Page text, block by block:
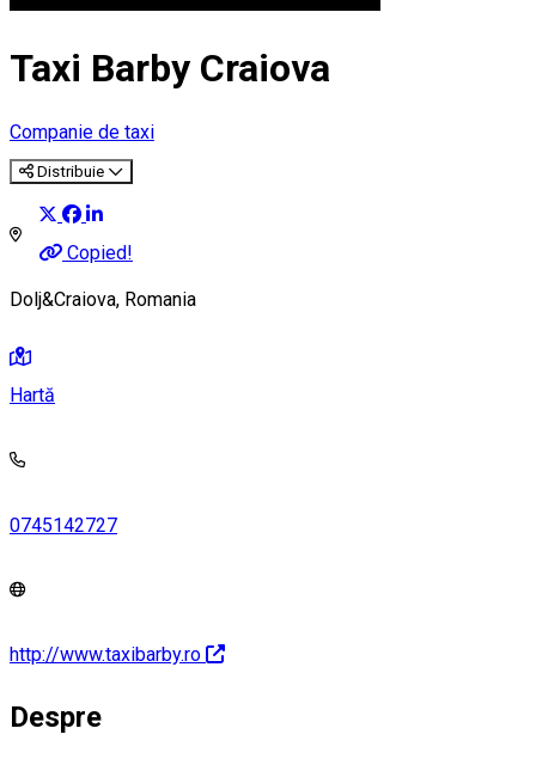
Taxi Barby Craiova
Companie de taxi
Distribuie
Copied!
Dolj&Craiova, Romania
Hartă
0745142727
http://www.taxibarby.ro
Despre